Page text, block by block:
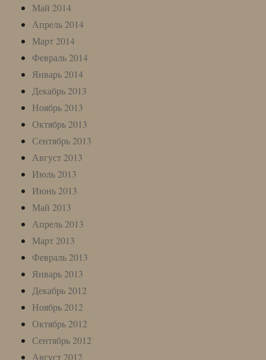
Май 2014
Апрель 2014
Март 2014
Февраль 2014
Январь 2014
Декабрь 2013
Ноябрь 2013
Октябрь 2013
Сентябрь 2013
Август 2013
Июль 2013
Июнь 2013
Май 2013
Апрель 2013
Март 2013
Февраль 2013
Январь 2013
Декабрь 2012
Ноябрь 2012
Октябрь 2012
Сентябрь 2012
Август 2012